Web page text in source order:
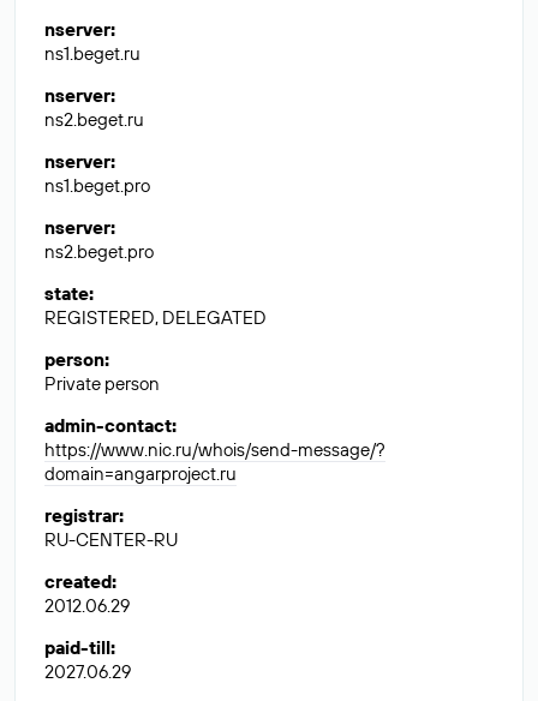
nserver:
ns1.beget.ru
nserver:
ns2.beget.ru
nserver:
ns1.beget.pro
nserver:
ns2.beget.pro
state:
REGISTERED, DELEGATED
person:
Private person
admin-contact:
https://www.nic.ru/whois/send-message/?
domain=angarproject.ru
registrar:
RU-CENTER-RU
created:
2012.06.29
paid-till:
2027.06.29